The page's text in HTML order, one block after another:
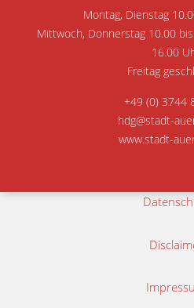
Montag, Dienstag
Mittwoch, Donnerstag 10.00
16.00
Freitag
+49 (0) 3744
hdg@stadt-
www.stadt-